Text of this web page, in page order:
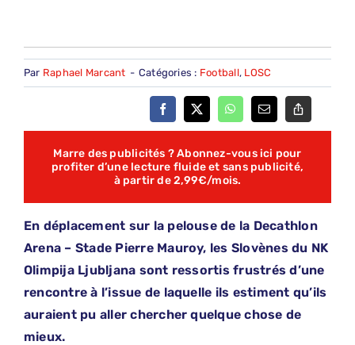
Par Raphael Marcant - Catégories : Football, LOSC
Marre des publicités ? Abonnez-vous ici pour
profiter d’une lecture fluide et sans publicité,
à partir de 2,99€/mois.
En déplacement sur la pelouse de la Decathlon
Arena – Stade Pierre Mauroy, les Slovènes du NK
Olimpija Ljubljana sont ressortis frustrés d’une
rencontre à l’issue de laquelle ils estiment qu’ils
auraient pu aller chercher quelque chose de
mieux.